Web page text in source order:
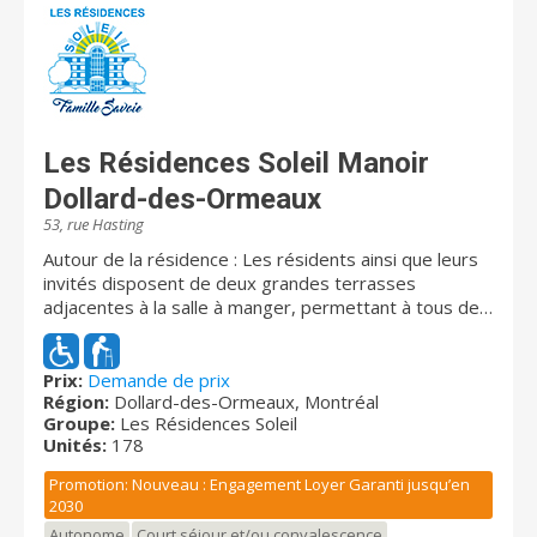
Les Résidences Soleil Manoir
Dollard-des-Ormeaux
53, rue Hasting
Autour de la résidence : Les résidents ainsi que leurs
invités disposent de deux grandes terrasses
adjacentes à la salle à manger, permettant à tous de
profiter paisiblement du magnifique paysage
surplombant le West Island depuis le 9e et dernier
étage. La résidence est établie sur le côté ouest du
populaire boulevard St-Jean, lequel offre une
abondance de restaurants, commerces et petites
boutiques. Celle-ci débouche vers le sud sur le centre
commercial Fairview Pointe-Claire. Les
communications et la totalité des employés de terrain
y sont entièrement bilingues. Disponibilités
Prix: Demande de prix
Région: Dollard-des-Ormeaux, Montréal
Groupe: Les Résidences Soleil
Unités: 178
Promotion: Nouveau : Engagement Loyer Garanti jusqu’en
2030